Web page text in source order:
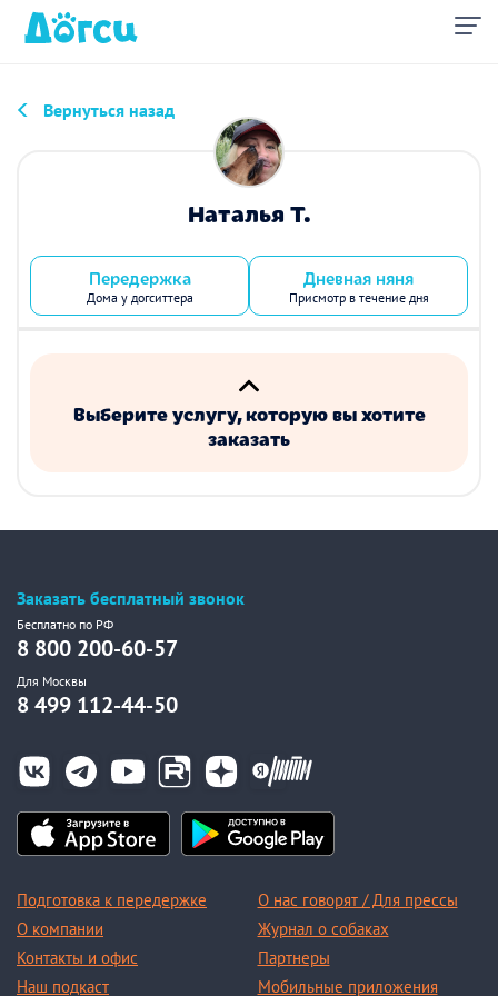
Вернуться назад
Наталья Т.
Передержка
Дома у догситтера
Дневная няня
Присмотр в течение дня
Выберите услугу, которую вы хотите
заказать
Заказать бесплатный звонок
Бесплатно по РФ
8 800 200-60-57
Для Москвы
8 499 112-44-50
Подготовка к передержке
О компании
Контакты и офис
Наш подкаст
О нас говорят / Для прессы
Журнал о собаках
Партнеры
Мобильные приложения